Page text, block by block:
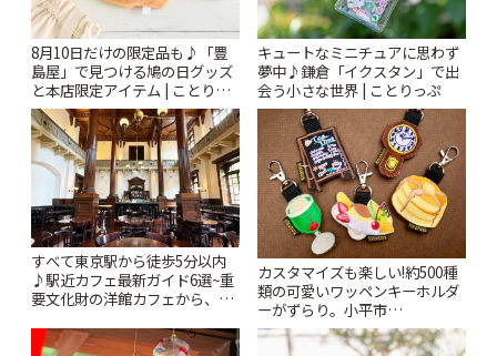
8月10日だけの限定品も♪「豊
島屋」で見つける鳩の日グッズ
と本店限定アイテム | ことりっ
ぷ
キュートなミニチュアに思わず
夢中♪鎌倉「イクスタン」で出
会う小さな世界 | ことりっぷ
すべて東京駅から徒歩5分以内
♪駅近カフェ最新ガイド6選~重
要文化財の洋館カフェから、改
りっぷ
カスタマイズも楽しい!約500種
類の可愛いワッペンキーホルダ
ーがずらり。小平市
「Kimamaya T&K」 | ことりっ